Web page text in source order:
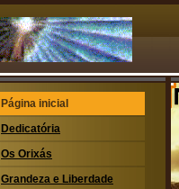
Página inicial
Dedicatória
Os Orixás
Grandeza e Liberdade